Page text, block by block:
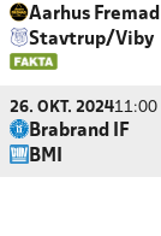
Aarhus Fremad
Stavtrup/Viby
26. OKT. 202411:00
Brabrand IF
BMI